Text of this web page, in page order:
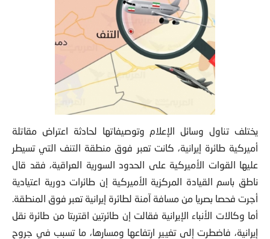
يختلف تناول وسائل الإعلام وتوصيفاتها لحادثة اعتراض مقاتلة
أميركية طائرة إيرانية، كانت تعبر فوق منطقة التنف التي تسيطر
عليها القوات الأميركية على الحدود السورية العراقية، فقد قال
ناطق باسم القيادة المركزية الأميركية إن طائرات دورية اعتيادية
أجرت فحصا بصريا من مسافة آمنة لطائرة إيرانية تعبر فوق المنطقة.
أما وكالات الأنباء الإيرانية فقالت إن طائرتين اقتربتا من طائرة نقل
إيرانية، فاضطرت إلى تغيير ارتفاعها ومسارها، ما تسبب في جروح